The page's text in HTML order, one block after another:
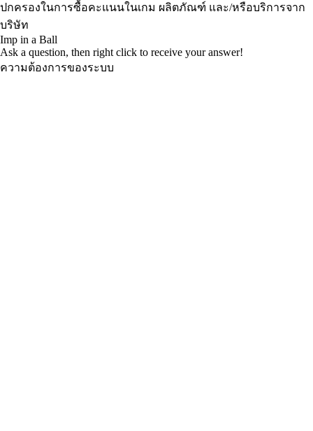
ปกครองในการซื้อคะแนนในเกม ผลิตภัณฑ์ และ/หรือบริการจาก
บริษัท
Imp in a Ball
Ask a question, then right click to receive your answer!
ความต้องการของระบบ